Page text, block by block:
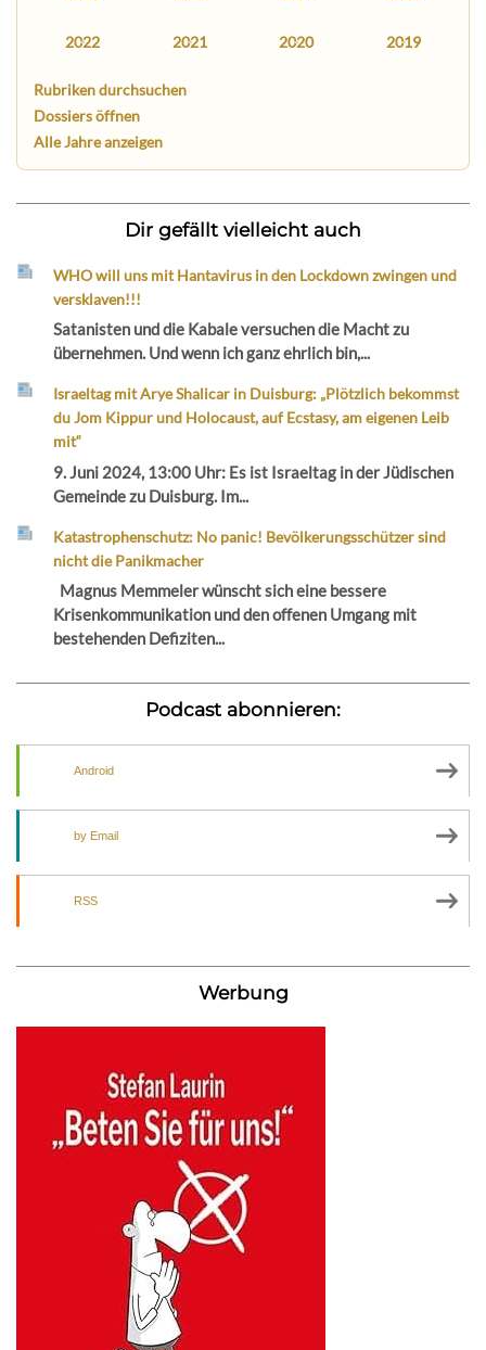
2022 2021 2020 2019
Rubriken durchsuchen
Dossiers öffnen
Alle Jahre anzeigen
Dir gefällt vielleicht auch
WHO will uns mit Hantavirus in den Lockdown zwingen und
versklaven!!!
Satanisten und die Kabale versuchen die Macht zu
übernehmen. Und wenn ich ganz ehrlich bin,...
Israeltag mit Arye Shalicar in Duisburg: „Plötzlich bekommst
du Jom Kippur und Holocaust, auf Ecstasy, am eigenen Leib
mit“
9. Juni 2024, 13:00 Uhr: Es ist Israeltag in der Jüdischen
Gemeinde zu Duisburg. Im...
Katastrophenschutz: No panic! Bevölkerungsschützer sind
nicht die Panikmacher
Magnus Memmeler wünscht sich eine bessere
Krisenkommunikation und den offenen Umgang mit
bestehenden Defiziten...
Podcast abonnieren:
Android
by Email
RSS
Werbung